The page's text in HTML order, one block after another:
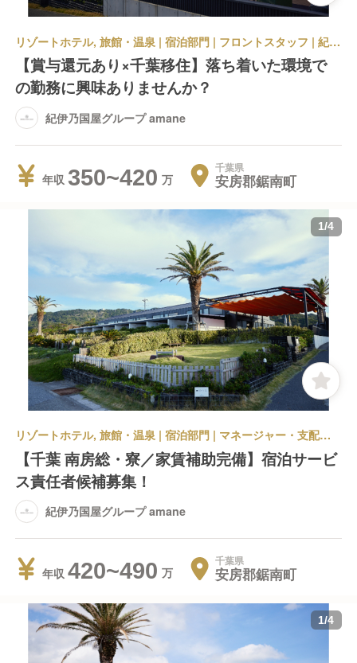
リゾートホテル, 旅館・温泉 | 宿泊部門 | フロントスタッフ | 紀伊乃国屋グループ amane
【賞与還元あり×千葉移住】落ち着いた環境で
の勤務に興味ありませんか？
紀伊乃国屋グループ amane
年収 350~420 千葉県
安房郡鋸南町
1/4
リゾートホテル, 旅館・温泉 | 宿泊部門 | マネージャー・支配人・副支配人・女将 | 紀伊乃国屋グループ amane
【千葉 南房総・寮／家賃補助完備】宿泊サービ
ス責任者候補募集！
紀伊乃国屋グループ amane
年収 420~490 千葉県
安房郡鋸南町
1/4